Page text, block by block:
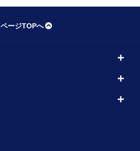
ページTOPへ